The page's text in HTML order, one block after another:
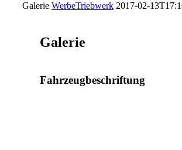
Galerie WerbeTriebwerk 2017-02-
Galerie
Fahrzeugbeschriftung